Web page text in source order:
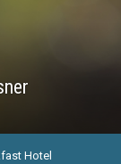
Hotel